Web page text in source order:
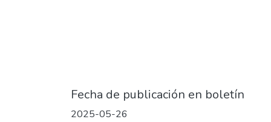
Fecha de publicación en boletín
2025-05-26